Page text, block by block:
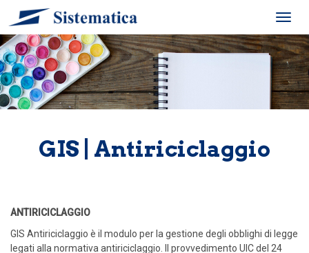
GIS | Antiriciclaggio
ANTIRICICLAGGIO
GIS Antiriciclaggio è il modulo per la gestione degli obblighi di legge
legati alla normativa antiriciclaggio. Il provvedimento UIC del 24